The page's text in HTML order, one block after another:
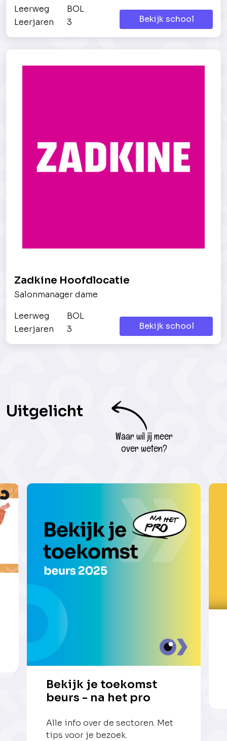
Leerweg
BOL
Leerjaren
3 Bekijk school
Zadkine Hoofdlocatie
Salonmanager dame
Leerweg
BOL
Leerjaren
3 Bekijk school
Uitgelicht
Waar wil jij meer
over weten?
Bekijk je toekomst
beurs - na het pro
Alle info over de sectoren. Met
tips voor je bezoek.